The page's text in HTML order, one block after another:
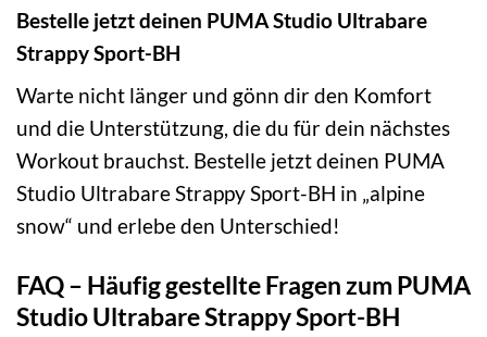
Bestelle jetzt deinen PUMA Studio Ultrabare
Strappy Sport-BH
Warte nicht länger und gönn dir den Komfort
und die Unterstützung, die du für dein nächstes
Workout brauchst. Bestelle jetzt deinen PUMA
Studio Ultrabare Strappy Sport-BH in „alpine
snow“ und erlebe den Unterschied!
FAQ – Häufig gestellte Fragen zum PUMA
Studio Ultrabare Strappy Sport-BH